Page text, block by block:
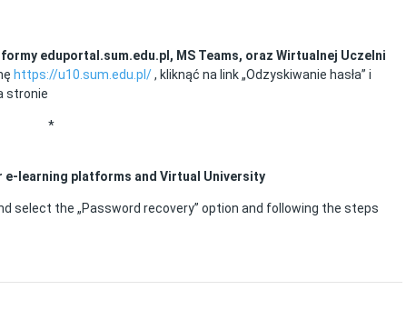
eduportal.sum.edu.pl, MS Teams, oraz Wirtualnej Uczelni
https://u10.sum.edu.pl/, kliknąć na link „Odzyskiwanie hasła” i
stronie
*
learning platforms and Virtual University
select the „Password recovery” option and following the steps